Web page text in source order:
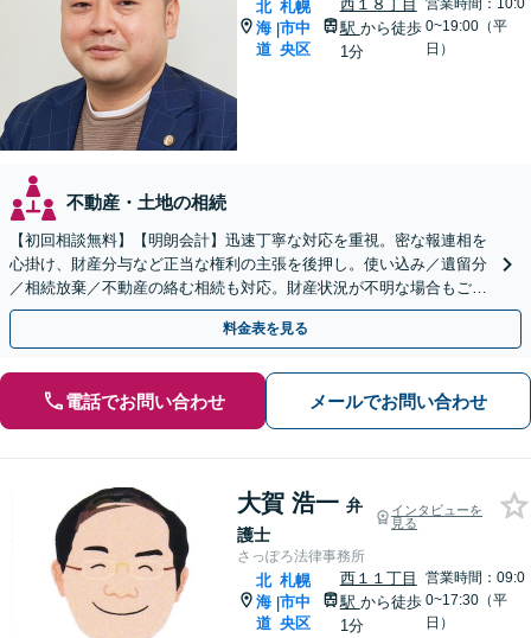
北
海
道
|
札幌
市中
央区
西１８丁目
駅 から徒歩
1分
営業時間：10:0
0~19:00（平
日）
不動産・土地の相続
【初回相談無料】【明朗会計】迅速丁寧な対応を重視。密な報連相を
心掛け、財産分与など正当な権利の主張を後押し。使い込み／遺留分
／相続放棄／不動産の絡む相続も対応。財産状況が不明な場合もご相
談ください【休日・夜間対応可能】
料金表を見る
電話でお問い合わせ メールでお問い合わせ
大賀 浩一 弁
護士
インタビューを
見る
さっぽろ法律事務所
北
海
道
|
札幌
市中
央区
西１１丁目
駅 から徒歩
1分
営業時間：09:0
0~17:30（平
日）